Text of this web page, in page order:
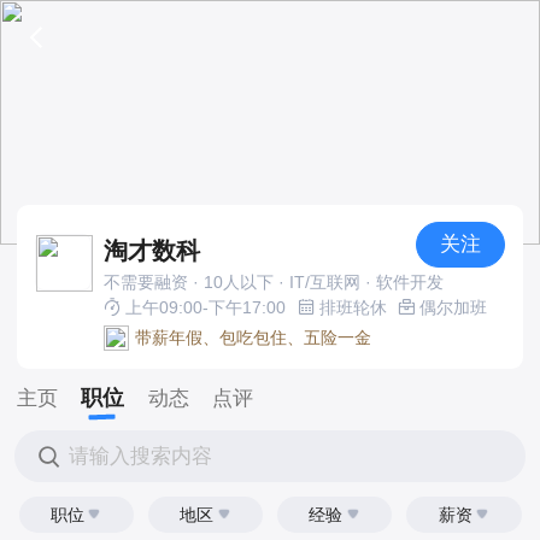
淘才数科 关注
不需要融资 · 10人以下 · IT/互联网 · 软件开发
上午09:00-下午17:00
排班轮休
偶尔加班
带薪年假、包吃包住、五险一金
主页 职位 动态 点评
请输入搜索内容
职位 地区 经验 薪资